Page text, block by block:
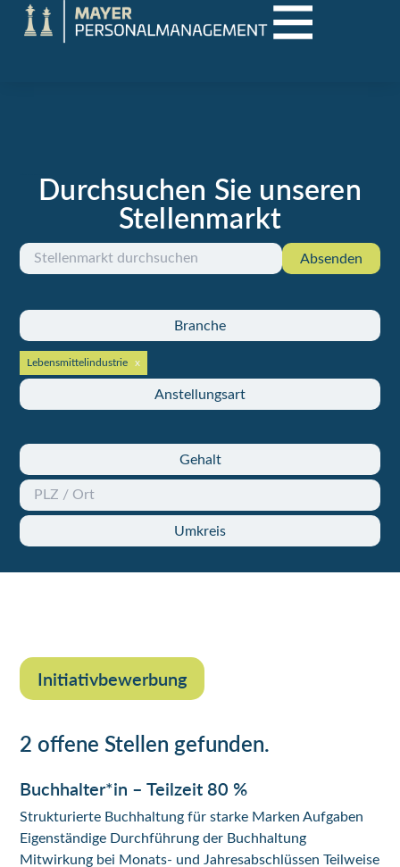
Durchsuchen Sie unseren
Stellenmarkt
Absenden
Branche
Lebensmittelindustrie
Anstellungsart
Gehalt
Umkreis
Initiativbewerbung
2 offene Stellen gefunden.
Buchhalter*in – Teilzeit 80 %
Strukturierte Buchhaltung für starke Marken Aufgaben
Eigenständige Durchführung der Buchhaltung
Mitwirkung bei Monats- und Jahresabschlüssen Teilweise